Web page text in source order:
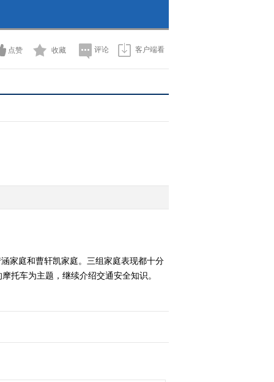
点赞 收藏 评论 客户端看
家庭和曹轩凯家庭。三组家庭表现都十分
托车为主题，继续介绍交通安全知识。